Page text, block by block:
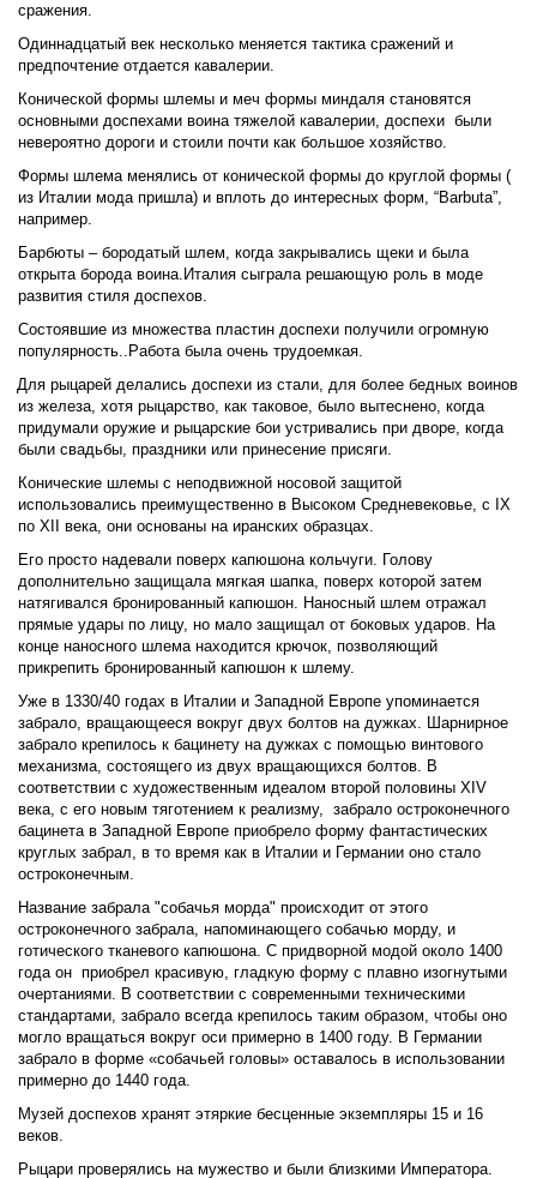
сражения.
Одиннадцатый век несколько меняется тактика сражений и
предпочтение отдается кавалерии.
Конической формы шлемы и меч формы миндаля становятся
основными доспехами воина тяжелой кавалерии, доспехи  были
невероятно дороги и стоили почти как большое хозяйство.
Формы шлема менялись от конической формы до круглой формы (
из Италии мода пришла) и вплоть до интересных форм, “Barbuta”,
например.
Барбюты – бородатый шлем, когда закрывались щеки и была
открыта борода воина.Италия сыграла решающую роль в моде
развития стиля доспехов.
Состоявшие из множества пластин доспехи получили огромную
популярность..Работа была очень трудоемкая.
Для рыцарей делались доспехи из стали, для более бедных воинов
из железа, хотя рыцарство, как таковое, было вытеснено, когда
придумали оружие и рыцарские бои устривались при дворе, когда
были свадьбы, праздники или принесение присяги.
Конические шлемы с неподвижной носовой защитой
использовались преимущественно в Высоком Средневековье, с IX
по XII века, они основаны на иранских образцах.
Его просто надевали поверх капюшона кольчуги. Голову
дополнительно защищала мягкая шапка, поверх которой затем
натягивался бронированный капюшон. Наносный шлем отражал
прямые удары по лицу, но мало защищал от боковых ударов. На
конце наносного шлема находится крючок, позволяющий
прикрепить бронированный капюшон к шлему.
Уже в 1330/40 годах в Италии и Западной Европе упоминается
забрало, вращающееся вокруг двух болтов на дужках. Шарнирное
забрало крепилось к бацинету на дужках с помощью винтового
механизма, состоящего из двух вращающихся болтов. В
соответствии с художественным идеалом второй половины XIV
века, с его новым тяготением к реализму,  забрало остроконечного
бацинета в Западной Европе приобрело форму фантастических
круглых забрал, в то время как в Италии и Германии оно стало
остроконечным.
Название забрала "собачья морда" происходит от этого
остроконечного забрала, напоминающего собачью морду, и
готического тканевого капюшона. С придворной модой около 1400
года он  приобрел красивую, гладкую форму с плавно изогнутыми
очертаниями. В соответствии с современными техническими
стандартами, забрало всегда крепилось таким образом, чтобы оно
могло вращаться вокруг оси примерно в 1400 году. В Германии
забрало в форме «собачьей головы» оставалось в использовании
примерно до 1440 года.
Музей доспехов хранят этяркие бесценные экземпляры 15 и 16
веков.
Рыцари проверялись на мужество и были близкими Императора.